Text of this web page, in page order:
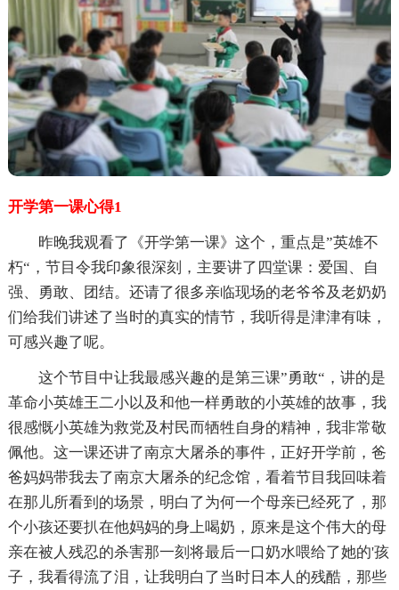
开学第一课心得1
昨晚我观看了《开学第一课》这个，重点是”英雄不
朽“，节目令我印象很深刻，主要讲了四堂课：爱国、自
强、勇敢、团结。还请了很多亲临现场的老爷爷及老奶奶
们给我们讲述了当时的真实的情节，我听得是津津有味，
可感兴趣了呢。
这个节目中让我最感兴趣的是第三课”勇敢“，讲的是
革命小英雄王二小以及和他一样勇敢的小英雄的故事，我
很感慨小英雄为救党及村民而牺牲自身的精神，我非常敬
佩他。这一课还讲了南京大屠杀的事件，正好开学前，爸
爸妈妈带我去了南京大屠杀的纪念馆，看着节目我回味着
在那儿所看到的场景，明白了为何一个母亲已经死了，那
个小孩还要扒在他妈妈的身上喝奶，原来是这个伟大的母
亲在被人残忍的杀害那一刻将最后一口奶水喂给了她的'孩
子，我看得流了泪，让我明白了当时日本人的残酷，那些